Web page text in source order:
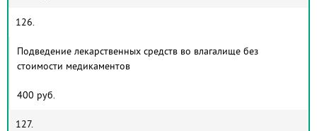
126.
Подведение лекарственных средств во влагалище без
стоимости медикаментов
400 руб.
127.